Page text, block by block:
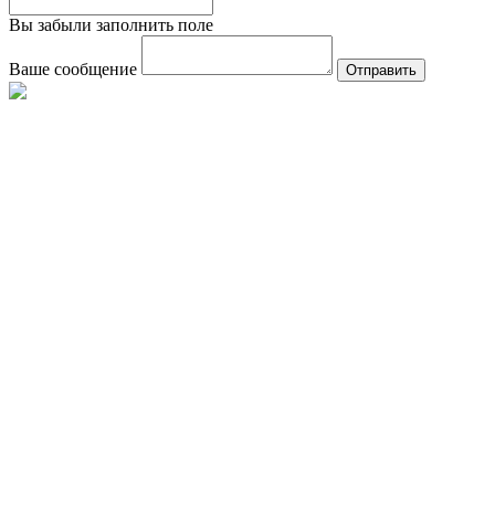
Вы забыли заполнить поле
Ваше сообщение Отправить